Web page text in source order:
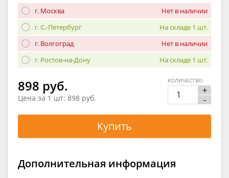
г. Москва
Нет в наличии
г. С.-Петербург
На складе 1 шт.
г. Волгоград
Нет в наличии
г. Ростов-на-Дону
На складе 1 шт.
898 руб.
Цена за 1 шт: 898 руб.
+
-
КОЛИЧЕСТВО:
Купить
Дополнительная информация